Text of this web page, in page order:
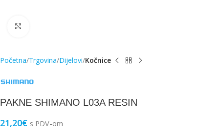
Početna Trgovina Dijelovi Kočnice
PAKNE SHIMANO L03A RESIN
21,20€ s PDV-om